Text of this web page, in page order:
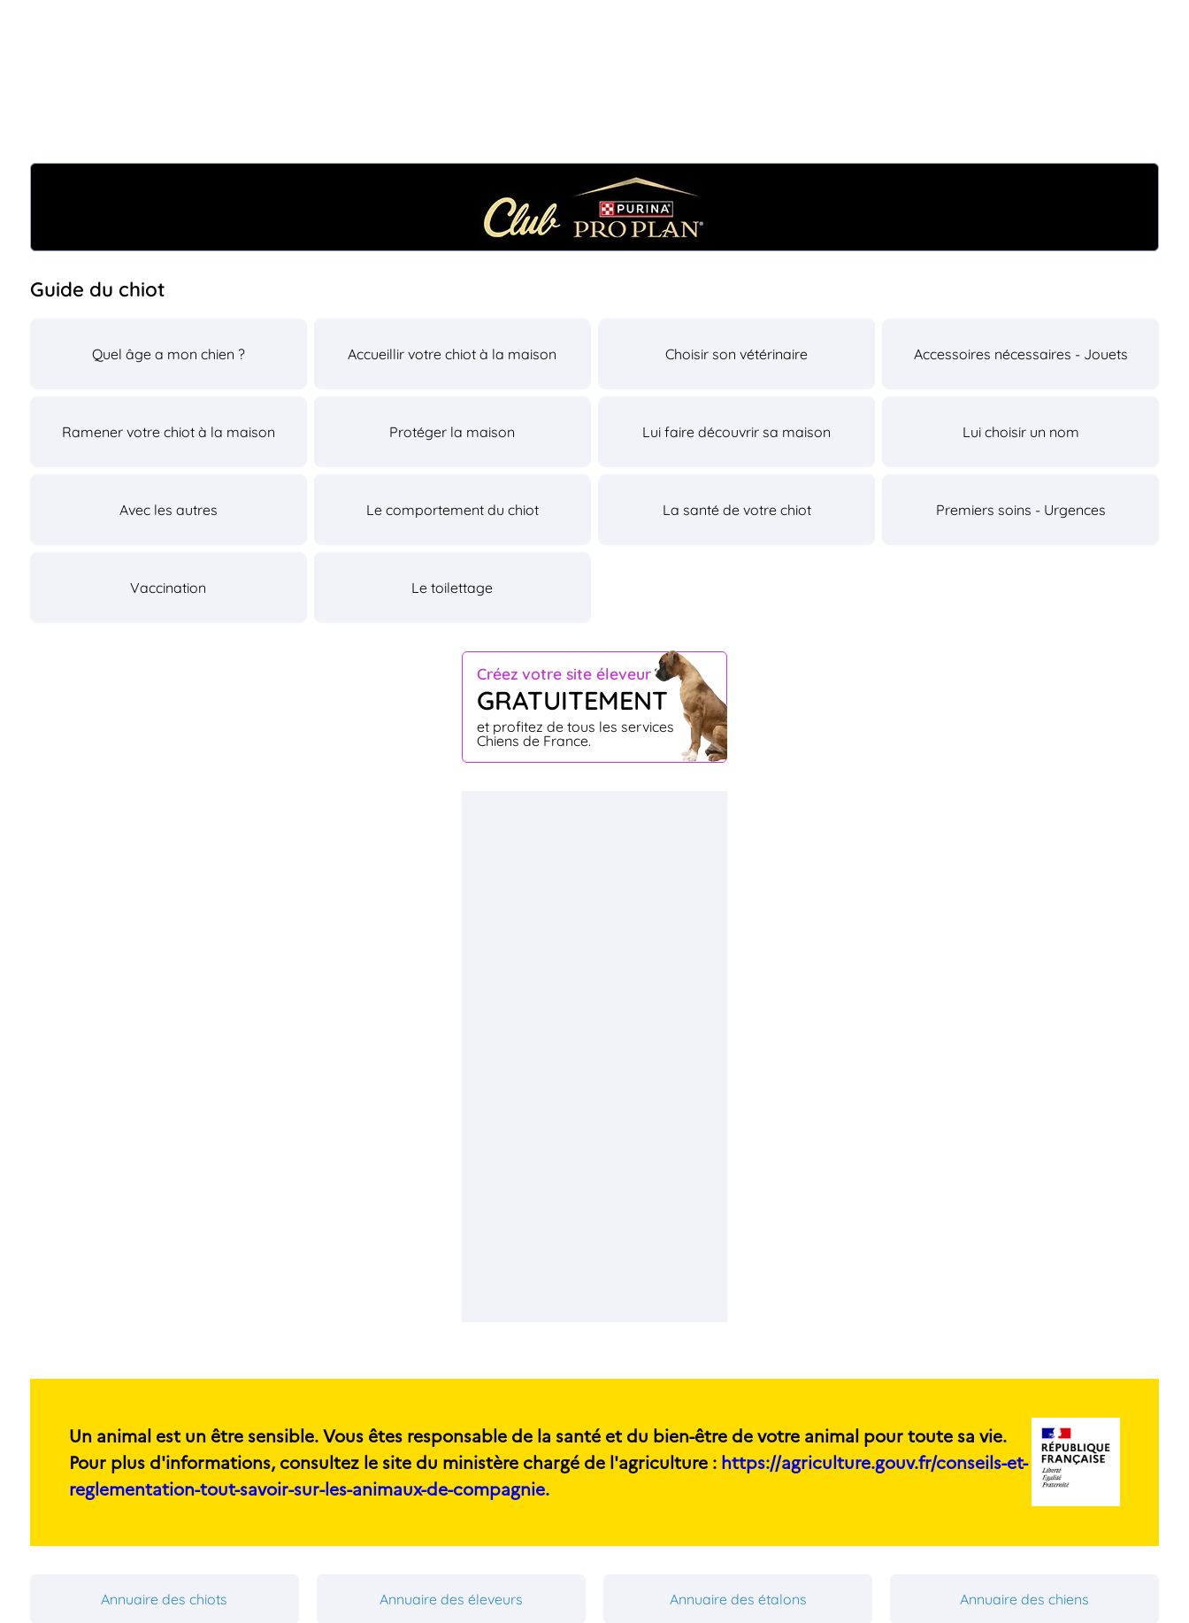
Créez votre site éleveur
GRATUITEMENT
et profitez de tous les services
Chiens de France.
Guide du chiot
Quel âge a mon chien ? Accueillir votre chiot à la maison Choisir son vétérinaire Accessoires nécessaires - Jouets
Ramener votre chiot à la maison Protéger la maison Lui faire découvrir sa maison Lui choisir un nom
Avec les autres Le comportement du chiot La santé de votre chiot Premiers soins - Urgences
Vaccination Le toilettage
Un animal est un être sensible. Vous êtes responsable de la santé et du bien-être de votre animal pour toute sa vie.
Pour plus d'informations, consultez le site du ministère chargé de l'agriculture : https://agriculture.gouv.fr/conseils-et-
reglementation-tout-savoir-sur-les-animaux-de-compagnie.
Annuaire des chiots Annuaire des éleveurs Annuaire des étalons Annuaire des chiens